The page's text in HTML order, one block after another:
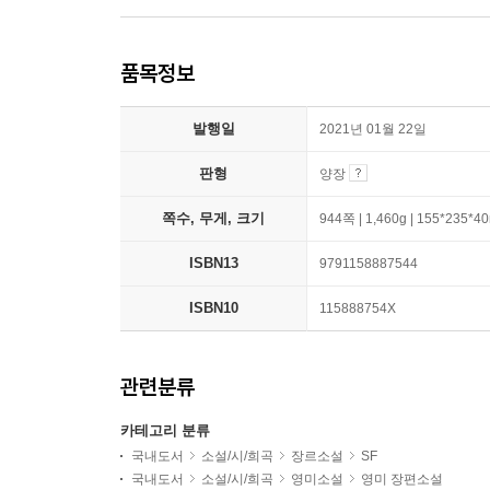
품목정보
발행일 2021년 01월 22일
판형 양장
쪽수, 무게, 크기 944쪽 | 1,460g |
ISBN13 9791158887544
ISBN10 115888754X
관련분류
카테고리 분류
국내도서 소설/시/희곡 장르소설
SF
국내도서
소설/시/희곡 영미소설 영미 장편소설